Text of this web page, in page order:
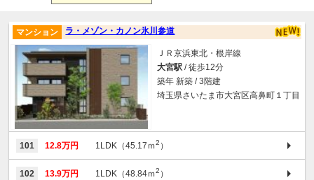
ラ・メゾン・カノン氷川参道
マンション
ＪＲ京浜東北・根岸線
大宮駅 / 徒歩12分
築年 新築 / 3階建
埼玉県さいたま市大宮区高鼻町１丁目
101 12.8万円 1LDK（45.17ｍ2 ）
102 13.9万円 1LDK（48.84ｍ2 ）